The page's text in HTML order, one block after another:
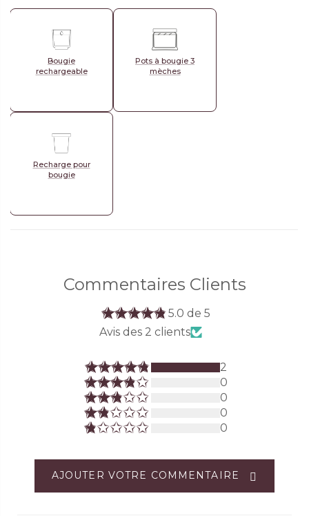
Bougie
rechargeable
Pots à bougie 3
mèches
Recharge pour
bougie
Commentaires Clients
5.0 de 5
Avis des 2 clients
2
0
0
0
0
AJOUTER VOTRE COMMENTAIRE